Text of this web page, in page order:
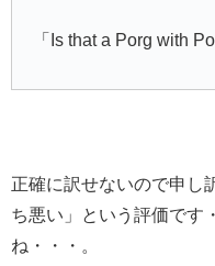
「Is that a Porg with
正確に訳せないので申し
ち悪い」という評価です
ね・・・。